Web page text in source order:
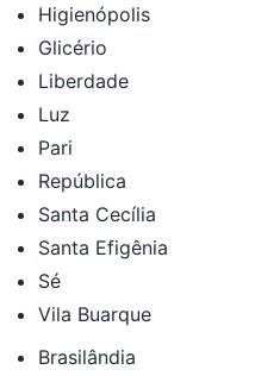
Higienópolis
Glicério
Liberdade
Luz
Pari
República
Santa Cecília
Santa Efigênia
Sé
Vila Buarque
Brasilândia